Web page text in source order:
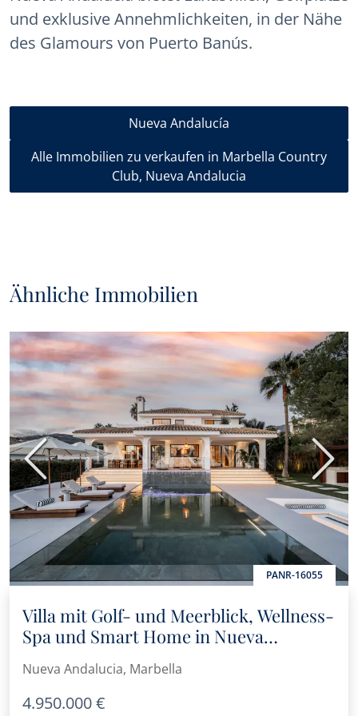
und exklusive Annehmlichkeiten, in der Nähe
des Glamours von Puerto Banús.
Nueva Andalucía
Alle Immobilien zu verkaufen in Marbella Country
Club, Nueva Andalucia
Ähnliche Immobilien
PANR-16055
Vorherige
Villa mit Golf- und Meerblick, Wellness-
Spa und Smart Home in Nueva
Andalucía
Nueva Andalucia, Marbella
4.950.000 €